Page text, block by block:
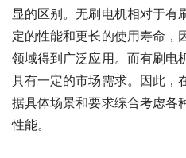
显的区别。无刷电机相对于有
定的性能和更长的使用寿命，
领域得到广泛应用。而有刷电
具有一定的市场需求。因此，
据具体场景和要求综合考虑各
性能。